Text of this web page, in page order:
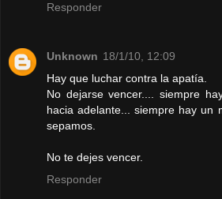
Responder
Unknown 18/1/10, 12:09
Hay que luchar contra la apatía.
No dejarse vencer.... siempre
hacia adelante... siempre hay un
sepamos.
No te dejes vencer.
Responder